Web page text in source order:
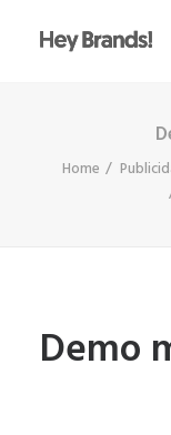
CONÓCENOS
ESCRÍBENOS
Home
Demo